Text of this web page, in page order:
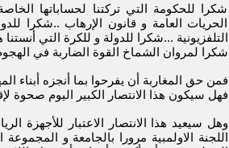
شكرا للحكومة التي تركتنا لحساباتها
الحريات العامة و قانون الإرهاب ..شكرا
التلفزيونية ...شكرا للدولة و للكرة التي
شكرا لمروان الشماخ القوة الضاربة في الهجوم
فمن حق المغاربة أن يفرحوا بما أنجزه أبناء
فهل سيكون هذا الانتصار الكبير اليوم صحوة
وهل سيعيد هذا الانتصار الاعتبار للأجهزة
اللجنة الاولمبية مرورا بالجامعة و